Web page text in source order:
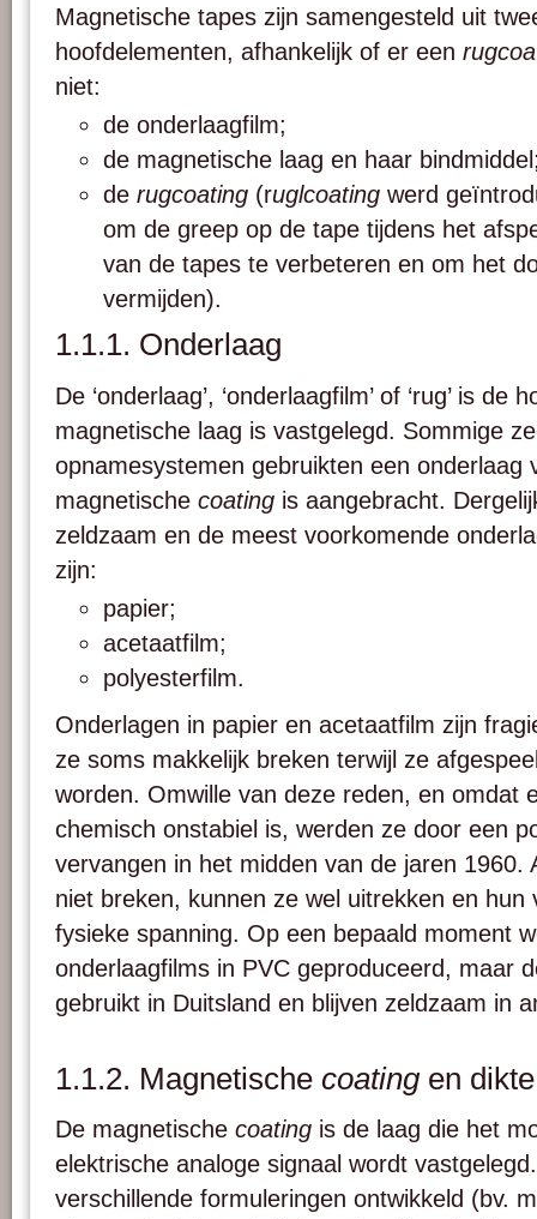
Magnetische tapes zijn samengesteld uit
hoofdelementen, afhankelijk of er een
niet:
de onderlaagfilm;
de magnetische laag en haar
de rugcoating (ruglcoating werd
om de greep op de tape tijdens het
van de tapes te verbeteren en om het
vermijden).
1.1.1. Onderlaag
De ‘onderlaag’, ‘onderlaagfilm’ of ‘rug’ is de
magnetische laag is vastgelegd. Sommige
opnamesystemen gebruikten een onderlaag
magnetische coating is aangebracht.
zeldzaam en de meest voorkomende
zijn:
papier;
acetaatfilm;
polyesterfilm.
Onderlagen in papier en acetaatfilm zijn
ze soms makkelijk breken terwijl ze
worden. Omwille van deze reden, en omdat
chemisch onstabiel is, werden ze door een
vervangen in het midden van de jaren 1960.
niet breken, kunnen ze wel uitrekken en hun
fysieke spanning. Op een bepaald moment
onderlaagfilms in PVC geproduceerd, maar
gebruikt in Duitsland en blijven zeldzaam in
1.1.2. Magnetische coatingen dikte
De magnetische coating is de laag die het
elektrische analoge signaal wordt
verschillende formuleringen ontwikkeld (bv.